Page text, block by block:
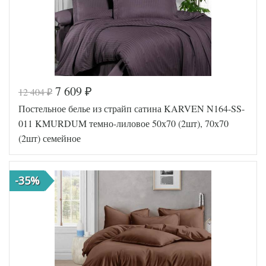
(2шт),
70х70
(2шт)
Производитель
Karven
(Турция)
Код товара
570-691
Артикул
FIR8681
5693039
66
Ткань
Сатин
Размер
пододеяльника
160х220
(2шт)
Размер
простыни
240х260
70х70
(2шт)
Производитель
Karven
(Турция)
12 404₽ 7 609 ₽
Постельное белье из страйп сатина KARVEN N164-SS-
011 KMURDUM темно-лиловое 50х70 (2шт), 70х70
(2шт) семейное
-35%